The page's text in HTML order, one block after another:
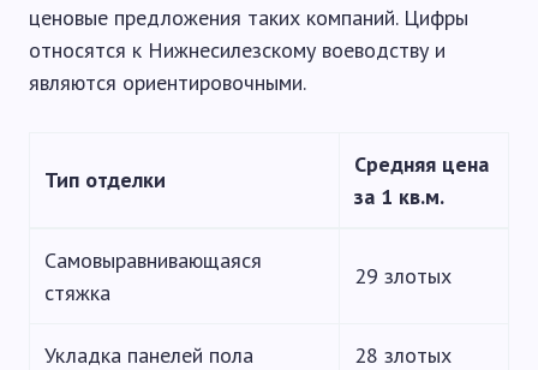
ценовые предложения таких компаний. Цифры
относятся к Нижнесилезскому воеводству и
являются ориентировочными.
Тип отделки
Средняя цена
за 1 кв.м.
Самовыравнивающаяся
стяжка
29 злотых
Укладка панелей пола 28 злотых